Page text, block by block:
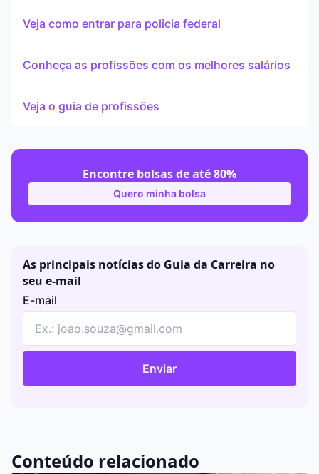
Veja como entrar para policia federal
Conheça as profissões com os melhores salários
Veja o guia de profissões
Encontre bolsas de até 80%
Quero minha bolsa
As principais notícias do Guia da Carreira no
seu e-mail
E-mail
Enviar
Conteúdo relacionado